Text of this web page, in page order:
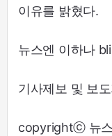
이유를 밝혔다.
뉴스엔 이하나
기사제보 및 보
copyrightⓒ 뉴스